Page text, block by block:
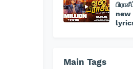
new
Main Tags